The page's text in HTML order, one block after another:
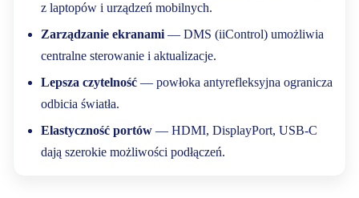
z laptopów i urządzeń mobilnych.
Zarządzanie ekranami — DMS (iiControl) umożliwia
centralne sterowanie i aktualizacje.
Lepsza czytelność — powłoka antyrefleksyjna ogranicza
odbicia światła.
Elastyczność portów — HDMI, DisplayPort, USB-C
dają szerokie możliwości podłączeń.